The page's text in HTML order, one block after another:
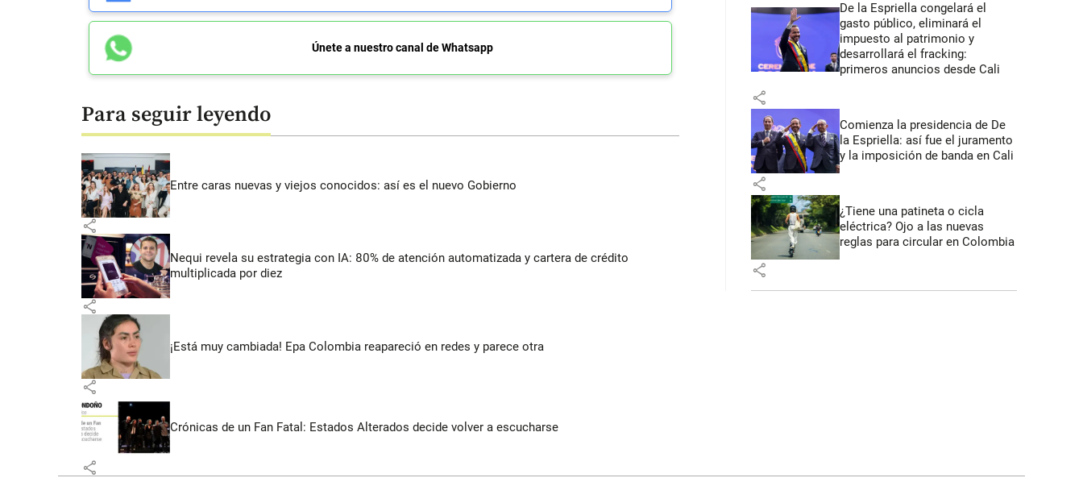
Únete a nuestro canal de Whatsapp
Para seguir leyendo
Entre caras nuevas y viejos conocidos: así es el nuevo Gobierno
share
Nequi revela su estrategia con IA: 80% de atención automatizada y cartera de crédito
multiplicada por diez
share
¡Está muy cambiada! Epa Colombia reapareció en redes y parece otra
share
Crónicas de un Fan Fatal: Estados Alterados decide volver a escucharse
share
De la Espriella congelará el
gasto público, eliminará el
impuesto al patrimonio y
desarrollará el fracking:
primeros anuncios desde Cali
share
Comienza la presidencia de De
la Espriella: así fue el juramento
y la imposición de banda en Cali
share
¿Tiene una patineta o cicla
eléctrica? Ojo a las nuevas
reglas para circular en Colombia
share